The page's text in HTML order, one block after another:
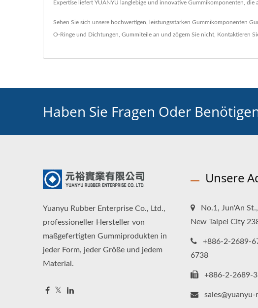
Expertise liefert YUANYU langlebige und innovative Gummikomponenten,
Sehen Sie sich unsere hochwertigen, leistungsstarken Gummikomponenten
O-Ringe und Dichtungen Gummiteile an und zögern Sie nicht, Kontaktieren
Haben Sie Fragen Oder
Yuanyu Rubber Enterprise Co., Ltd.,
professioneller Hersteller von
maßgefertigten Gummiprodukten in
jeder Form, jeder Größe und jedem
Material.
Unsere
No.1, Jun'An
New Taipei City
+886-2-2689-
6738
+886-2-2689-